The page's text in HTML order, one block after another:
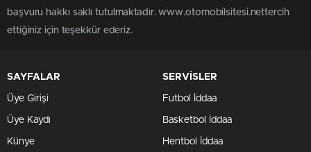
başvuru hakkı saklı tutulmaktadır. www.otomobilsitesi.nettercih
ettiğiniz için teşekkür ederiz.
SAYFALAR
Üye Girişi
Üye Kaydı
Künye
SERVİSLER
Futbol İddaa
Basketbol İddaa
Hentbol İddaa